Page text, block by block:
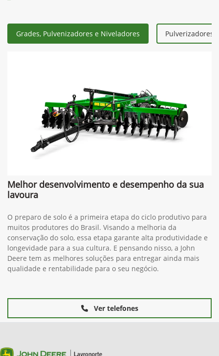
Grades, Pulvenizadores e Niveladores Pulverizadores
Melhor desenvolvimento e desempenho da sua
lavoura
O preparo de solo é a primeira etapa do ciclo produtivo para
muitos produtores do Brasil. Visando a melhoria da
conservação do solo, essa etapa garante alta produtividade e
longevidade para a sua cultura. E pensando nisso, a John
Deere tem as melhores soluções para entregar ainda mais
qualidade e rentabilidade para o seu negócio.
Ver telefones